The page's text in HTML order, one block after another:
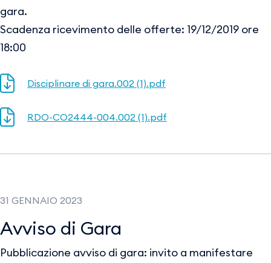
gara.
Scadenza ricevimento delle offerte: 19/12/2019 ore
18:00
Disciplinare di gara.002 (1).pdf
RDO-CO2444-004.002 (1).pdf
31 GENNAIO 2023
Avviso di Gara
Pubblicazione avviso di gara: invito a manifestare